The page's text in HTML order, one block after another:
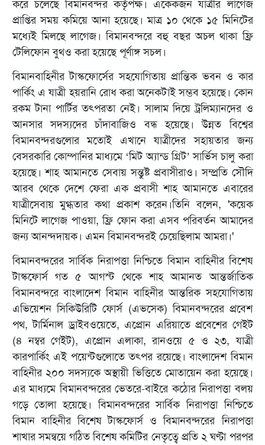
করে চলেছে বিমানবন্দর কর্তৃপক্ষ। একেকজন যাত্রীর লাগেজ
প্রাপ্তির সময় কমিয়ে আনা হয়েছে। মাত্র ১০ থেকে ১৫ মিনিটের
মধ্যেই মিলছে লাগেজ। বিমানবন্দরে বহু বছর অচল থাকা ফ্রি
টেলিফোন বুথও করা হয়েছে পূর্ণাঙ্গ সচল।
বিমানবাহিনীর টাস্কফোর্সের সহযোগিতায় প্রান্তিক ভবন ও কার
পার্কিং এ যাত্রী হয়রানি রোধ করা অনেকটাই সম্ভব হয়েছে। কোন
রকম টানা পার্টির তৎপরতা নেই। সালাম দিয়ে ট্রলিম্যানদের ও
আনসার সদস্যদের চাঁদাবাজিও বন্ধ হয়েছে। উন্নত বিশ্বের
বিমানবন্দরগুলোর মতোই এখানে যাত্রীদের সহায়তার জন্য
বেসরকারি কোম্পানির মাধ্যমে ‘মিট অ্যান্ড গ্রিট’ সার্ভিস চালু করা
হয়েছে। শাহ আমানতে সেবায় সন্তুষ্ট প্রবাসীরাও। সম্প্রতি সৌদি
আরব থেকে দেশে ফেরা এক প্রবাসী শাহ আমানতে এবারের
যাত্রীসেবায় মুগ্ধতার কথা প্রকাশ করেন।তিনি বলেন, 'কয়েক
মিনিটে লাগেজ পাওয়া, ফ্রি ফোন করা এসব পরিবর্তন আমাদের
জন্য আনন্দদায়ক। এমন বিমানবন্দরই চেয়েছিলাম আমরা।'
বিমানবন্দরের সার্বিক নিরাপত্তা নিশ্চিতে বিমান বাহিনীর বিশেষ
টাস্কফোর্স গত ৫ আগস্ট থেকে শাহ আমানত আন্তর্জাতিক
বিমানবন্দরে বাংলাদেশ বিমান বাহিনীর আন্তরিক সহযোগিতায়
এভিয়েশন সিকিউরিটি ফোর্স (এভসেক) বিমানবন্দরের প্রবেশ
পথ, টার্মিনাল ড্রাইবওয়েতে, এপ্রোন এরিয়াতে প্রবেশের গেইট
(৪ নম্বর গেইট), এপ্রোন এলাকা, রানওয়ে ৫ ও ২৩, যাত্রী
কারপার্কিং এই পয়েন্টগুলোতে তৎপর রয়েছে। বাংলাদেশ বিমান
বাহিনীর ২০০ সদস্যকে অস্থায়ী ভিত্তিতে মোতায়েন করা হয়েছে।
এর মাধ্যমে বিমানবন্দরের ভেতরে-বাইরে কঠোর নিরাপত্তা বলয়
গড়ে তোলা হয়েছে। বিমানবন্দরের সার্বিক নিরাপত্তা নিশ্চিতে
বিমান বাহিনীর বিশেষ টাস্কফোর্স ও বিমানবন্দরের নিরাপত্তা
শাখার সমন্বয়ে গঠিত বিশেষ কমিটির নেতৃত্বে প্রতি ২ ঘণ্টা পরপর